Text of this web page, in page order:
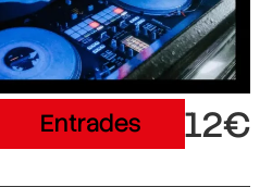
Entrades 12€